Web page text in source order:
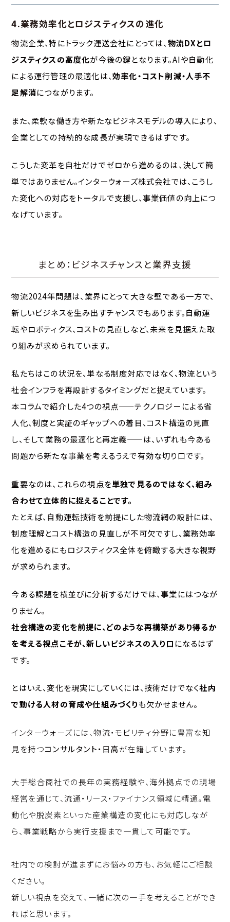
4.業務効率化とロジスティクスの進化
物流企業、特にトラック運送会社にとっては、 物流DXとロ
ジスティクスの高度化が今後の鍵となります。AIや自動化
による運行管理の最適化は、効率化・コスト削減・人手不
足解消につながります。
また、柔軟な働き方や新たなビジネスモデルの導入により、
企業としての持続的な成長が実現できるはずです。
こうした変革を自社だけでゼロから進めるのは、決して簡
単ではありません。インターウォーズ株式会社では、こうし
た変化への対応をトータルで支援し、事業価値の向上につ
なげています。
まとめ：ビジネスチャンスと業界支援
物流2024年問題は、業界にとって大きな壁である一方で、
新しいビジネスを生み出すチャンスでもあります。自動運
転やロボティクス、コストの見直しなど、未来を見据えた取
り組みが求められています。
私たちはこの状況を、単なる制度対応ではなく、物流という
社会インフラを再設計するタイミングだと捉えています。
本コラムで紹介した4つの視点——テクノロジーによる省
人化、制度と実証のギャップへの着目、コスト構造の見直
し、そして業務の最適化と再定義——は、いずれも今ある
問題から新たな事業を考えるうえで有効な切り口です。
重要なのは、これらの視点を単独で見るのではなく、組み
合わせて立体的に捉えることです。
たとえば、自動運転技術を前提にした物流網の設計には、
制度理解とコスト構造の見直しが不可欠ですし、業務効率
化を進めるにもロジスティクス全体を俯瞰する大きな視野
が求められます。
今ある課題を横並びに分析するだけでは、事業にはつなが
りません。
社会構造の変化を前提に、どのような再構築があり得るか
を考える視点こそが、新しいビジネスの入り口 になるはず
です。
とはいえ、変化を現実にしていくには、技術だけでなく社内
で動ける人材の育成や仕組みづくりも欠かせません。
インターウォーズには、物流・モビリティ分野に豊富な知
見を持つコンサルタント・日高が在籍しています。
大手総合商社での長年の実務経験や、海外拠点での現場
経営を通じて、流通・リース・ファイナンス領域に精通。電
動化や脱炭素といった産業構造の変化にも対応しなが
ら、事業戦略から実行支援まで一貫して可能です。
社内での検討が進まずにお悩みの方も、お気軽にご相談
ください。
新しい視点を交えて、一緒に次の一手を考えることができ
ればと思います。